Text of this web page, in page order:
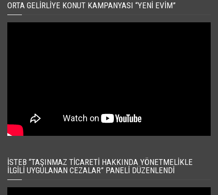
ORTA GELIRLIYE KONUT KAMPANYASI “YENI EVIM”
İSTEB “TAŞINMAZ TICARETI HAKKINDA YÖNETMELIKLE
İLGILI UYGULANAN CEZALAR” PANELI DÜZENLENDI